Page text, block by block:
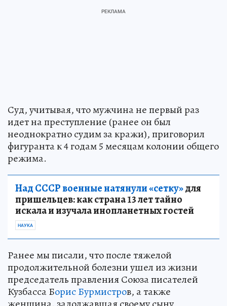
Суд, учитывая, что мужчина не первый раз
идет на преступление (ранее он был
неоднократно судим за кражи), приговорил
фигуранта к 4 годам 5 месяцам колонии общего
режима.
Над СССР военные натянули «сетку»для
пришельцев: как страна 13 лет тайно
искала и изучала инопланетных гостей
НАУКА
Ранее мы писали, что после тяжелой
продолжительной болезни ушел из жизни
председатель правления Союза писателей
Кузбасса Борис Бурмистров, а также